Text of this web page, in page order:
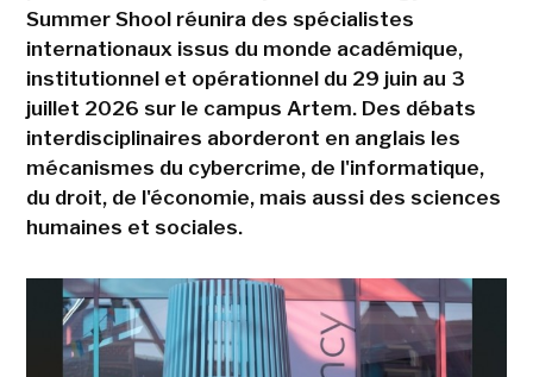
Summer Shool réunira des spécialistes
internationaux issus du monde académique,
institutionnel et opérationnel du 29 juin au 3
juillet 2026 sur le campus Artem. Des débats
interdisciplinaires aborderont en anglais les
mécanismes du cybercrime, de l'informatique,
du droit, de l'économie, mais aussi des sciences
humaines et sociales.